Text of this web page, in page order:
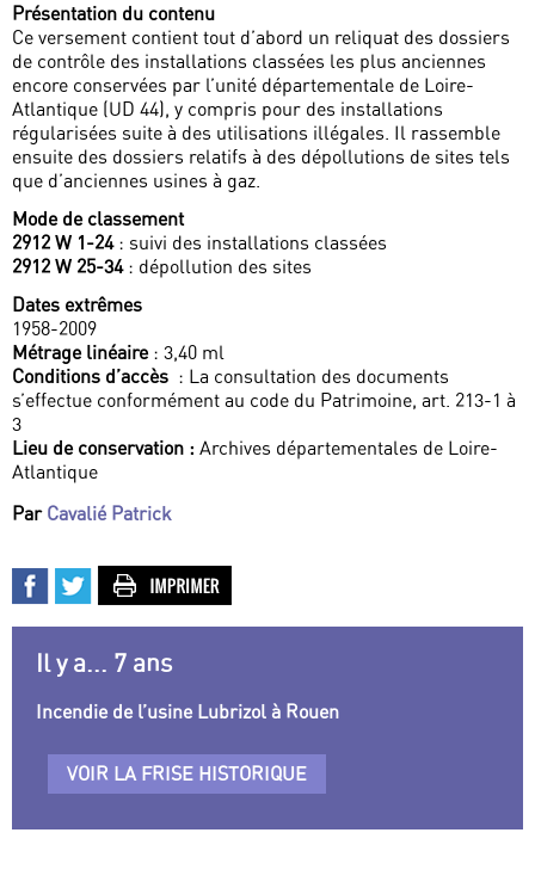
Présentation du contenu
Ce versement contient tout d’abord un reliquat des dossiers
de contrôle des installations classées les plus anciennes
encore conservées par l’unité départementale de Loire-
Atlantique (UD 44), y compris pour des installations
régularisées suite à des utilisations illégales. Il rassemble
ensuite des dossiers relatifs à des dépollutions de sites tels
que d’anciennes usines à gaz.
Mode de classement
2912 W 1-24: suivi des installations classées
2912 W 25-34: dépollution des sites
Dates extrêmes
1958-2009
Métrage linéaire: 3,40 ml
Conditions d’accès : La consultation des documents
s’effectue conformément au code du Patrimoine, art. 213-1 à
3
Lieu de conservation : Archives départementales de Loire-
Atlantique
Par Cavalié Patrick
Il y a... 7 ans
Incendie de l’usine Lubrizol à Rouen
VOIR LA FRISE HISTORIQUE